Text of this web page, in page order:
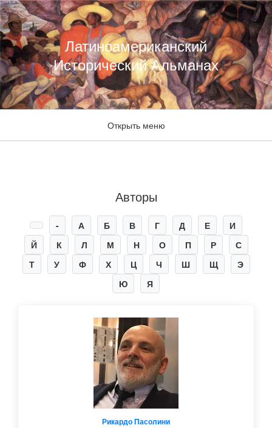
Латиноамериканский
Исторический Альманах
Открыть меню
Авторы
- А Б В Г Д Е
И
Й
К Л М Н О П Р
С
Т
У Ф Х Ц Ч Ш Щ
Э
Ю
Я
Рикардо Пасолини